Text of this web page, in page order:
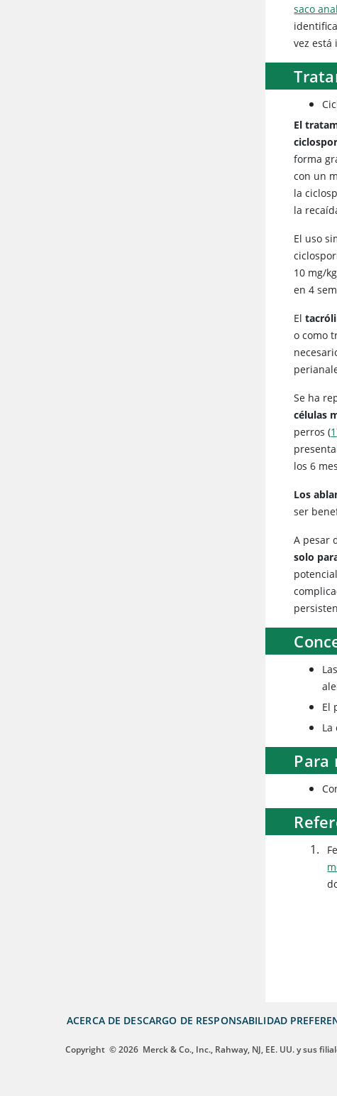
saco anal
vez está
El
forma
con un
la
la
El uso
10 mg/
en 4
El
o como
Se ha
células
perros (1
los 6
Los
ser
A pesar
solo
El
La
Para
ACERCA DE DESCARGO DE RESPONSABILIDAD
Copyright © 2026 Merck & Co., Inc., Rahway, NJ, EE. UU. y sus